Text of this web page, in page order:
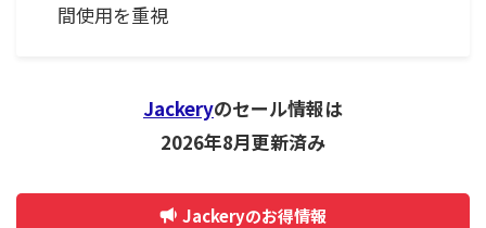
間使用を重視
Jackeryのセール情報は
2026年8月更新済み
Jackeryのお得情報